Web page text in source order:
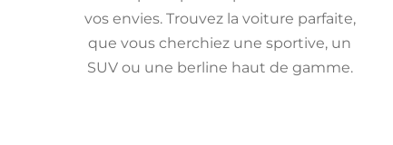
vos envies. Trouvez la voiture parfaite,
que vous cherchiez une sportive, un
SUV ou une berline haut de gamme.